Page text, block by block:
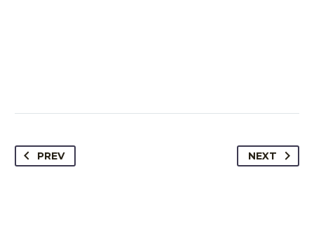
PREV NEXT